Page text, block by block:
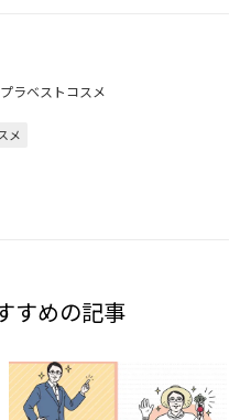
ラベストコスメ
メ
すめの記事